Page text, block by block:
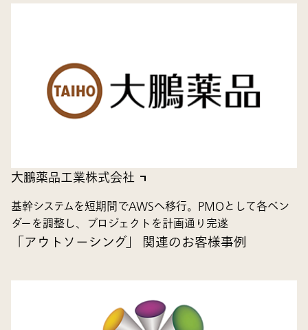
大鵬薬品工業株式会社
基幹システムを短期間でAWSへ移行。PMOとして各ベン
ダーを調整し、プロジェクトを計画通り完遂
「アウトソーシング」 関連のお客様事例